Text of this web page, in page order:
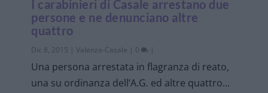
I carabinieri di Casale arrestano due
persone e ne denunciano altre
quattro
Dic 8, 2015 |Valenza-Casale 0
Una persona arrestata in flagranza di reato,
una su ordinanza dell’A.G. ed altre quattro...